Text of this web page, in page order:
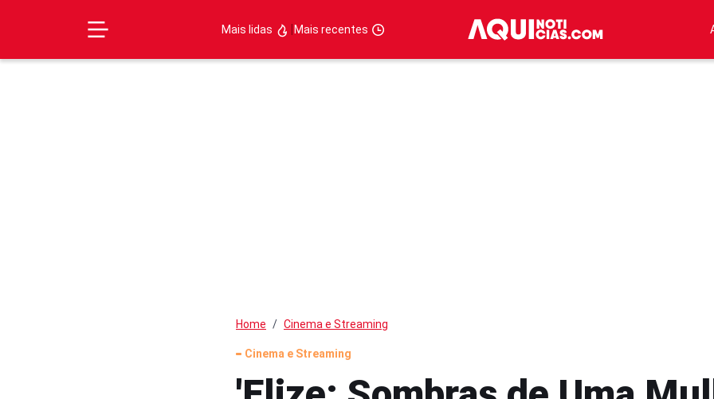
Mais lidas |Mais recentes
Home Cinema e Streaming
Cinema e Streaming